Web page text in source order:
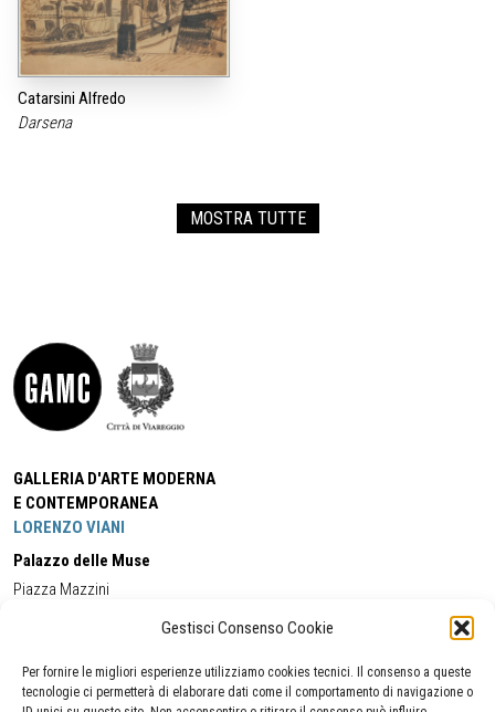
Gestisci Consenso Cookie
Per fornire le migliori esperienze utilizziamo cookies tecnici. Il consenso a queste
tecnologie ci permetterà di elaborare dati come il comportamento di navigazione o
Catarsini Alfredo
Darsena
MOSTRA TUTTE
GALLERIA D'ARTE MODERNA
E CONTEMPORANEA
LORENZO VIANI
Palazzo delle Muse
Piazza Mazzini
Cell:+39 338 5714978 (orario apertura Galleria)
Tel:
+39 0584 944580
(orario 09.00/13.00)
Email:gamc@comune.viareggio.lu.it